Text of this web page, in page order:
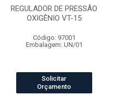
REGULADOR DE PRESSÃO
OXIGÊNIO VT-15
Código: 97001
Embalagem: UN/01
Solicitar
Orçamento